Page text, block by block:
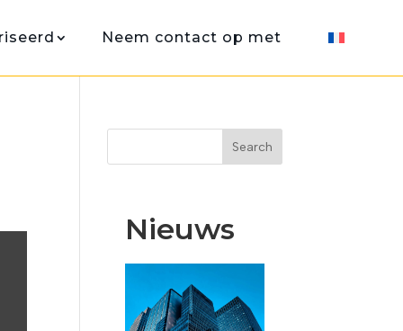
Neem contact op met
Search
Nieuws